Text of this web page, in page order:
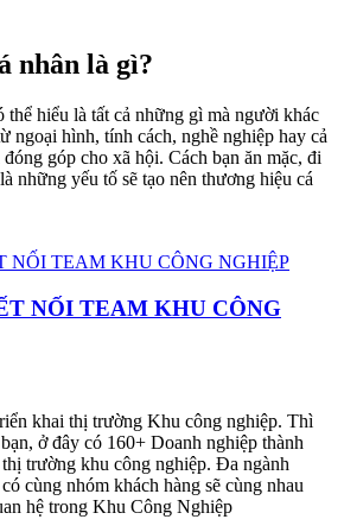
nhân là gì?
thể hiểu là tất cả những gì mà người khác
ngoại hình, tính cách, nghề nghiệp hay cả
góp cho xã hội. Cách bạn ăn mặc, đi
những yếu tố sẽ tạo nên thương hiệu cá
NỐI TEAM KHU CÔNG
khai thị trường Khu công nghiệp. Thì
ở đây có 160+ Doanh nghiệp thành
trường khu công nghiệp. Đa ngành
cùng nhóm khách hàng sẽ cùng nhau
hệ trong Khu Công Nghiệp